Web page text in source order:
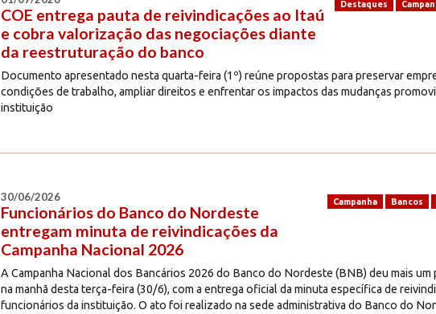
Destaques
COE entrega pauta de reivindicações ao Itaú
e cobra valorização das negociações diante
da reestruturação do banco
Documento apresentado nesta quarta-feira (1º) reúne propostas para preservar
condições de trabalho, ampliar direitos e enfrentar os impactos das mudanças
instituição
Campanha Bancos
30/06/2026
Funcionários do Banco do Nordeste
entregam minuta de reivindicações da
Campanha Nacional 2026
A Campanha Nacional dos Bancários 2026 do Banco do Nordeste (BNB) deu mais um
na manhã desta terça-feira (30/6), com a entrega oficial da minuta específica de
funcionários da instituição. O ato foi realizado na sede administrativa do Banco do